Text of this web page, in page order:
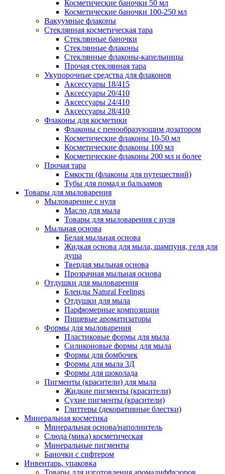
Косметические баночки 50 мл
Косметические баночки 100-250 мл
Вакуумные флаконы
Стеклянная косметическая тара
Стеклянные баночки
Стеклянные флаконы
Стеклянные флаконы-капельницы
Прочая стеклянная тара
Укупорочные средства для флаконов
Аксессуары 18/415
Аксессуары 20/410
Аксессуары 24/410
Аксессуары 28/410
Флаконы для косметики
Флаконы с пенообразующим дозатором
Косметические флаконы 10-50 мл
Косметические флаконы 100 мл
Косметические флаконы 200 мл и более
Прочая тара
Емкости (флаконы для путешествий)
Тубы для помад и бальзамов
Товары для мыловарения
Мыловарение с нуля
Масло для мыла
Товары для мыловарения с нуля
Мыльная основа
Белая мыльная основа
Жидкая основа для мыла, шампуня, геля для
душа
Твердая мыльная основа
Прозрачная мыльная основа
Отдушки для мыловарения
Бленды Natural Feelings
Отдушки для мыла
Парфюмерные композиции
Пищевые ароматизаторы
Формы для мыловарения
Пластиковые формы для мыла
Силиконовые формы для мыла
Формы для бомбочек
Формы для мыла 3Д
Формы для шоколада
Пигменты (красители) для мыла
Жидкие пигменты (красители)
Сухие пигменты (красители)
Глиттеры (декоративные блестки)
Минеральная косметика
Минеральная основа/наполнитель
Слюда (мика) косметическая
Минеральные пигменты
Баночки с сифтером
Инвентарь, упаковка
Товары для изготовления аромадиффузоров